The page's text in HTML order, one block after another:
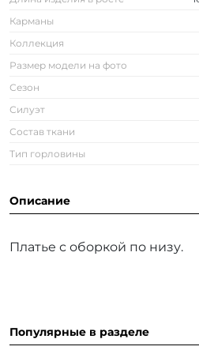
Карманы
Коллекция
Размер модели на фото
Сезон
Силуэт
Состав ткани
Тип горловины
Описание
Платье с оборкой по низу.
Популярные в разделе